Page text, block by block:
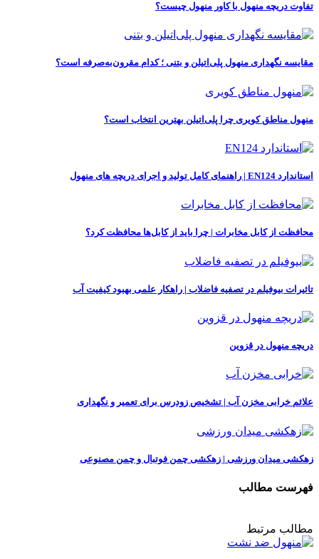
تفاوت دریچه منهول با کاور منهول چیست؟
مقایسه نگهداری منهول پلی‌اتیلن و بتنی ؛ کدام مقرون‌به‌صرفه است؟
منهول مناطق کویری چرا پلی‌اتیلن بهترین انتخاب است؟
استاندارد EN124 | راهنمای کامل تولید و اجرای دریچه‌ های منهول
محافظت از کابل‌ مخابرات | چرا باید از کابل‌ها محافظت کرد؟
تاثیرات بیوفیلم در تصفیه فاضلاب | راهکار علمی بهبود کیفیت آب
دریچه منهول در قزوین
علائم خرابی مخزن آب | تشخیص زودرس برای تعمیر و نگهداری
زهکشی میدان ورزشی | زهکشی چمن فوتبال و چمن مصنوعی
فهرست مطالب
مطالب مرتبط